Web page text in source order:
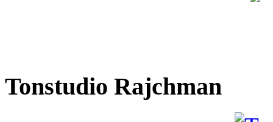
Tonstudio Rajchman